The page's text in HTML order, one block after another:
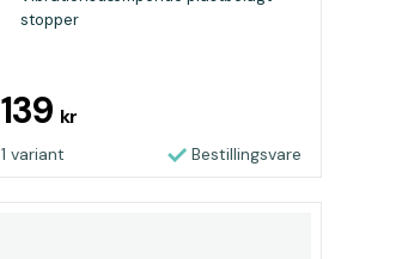
stopper
139 kr
1 variant Bestillingsvare